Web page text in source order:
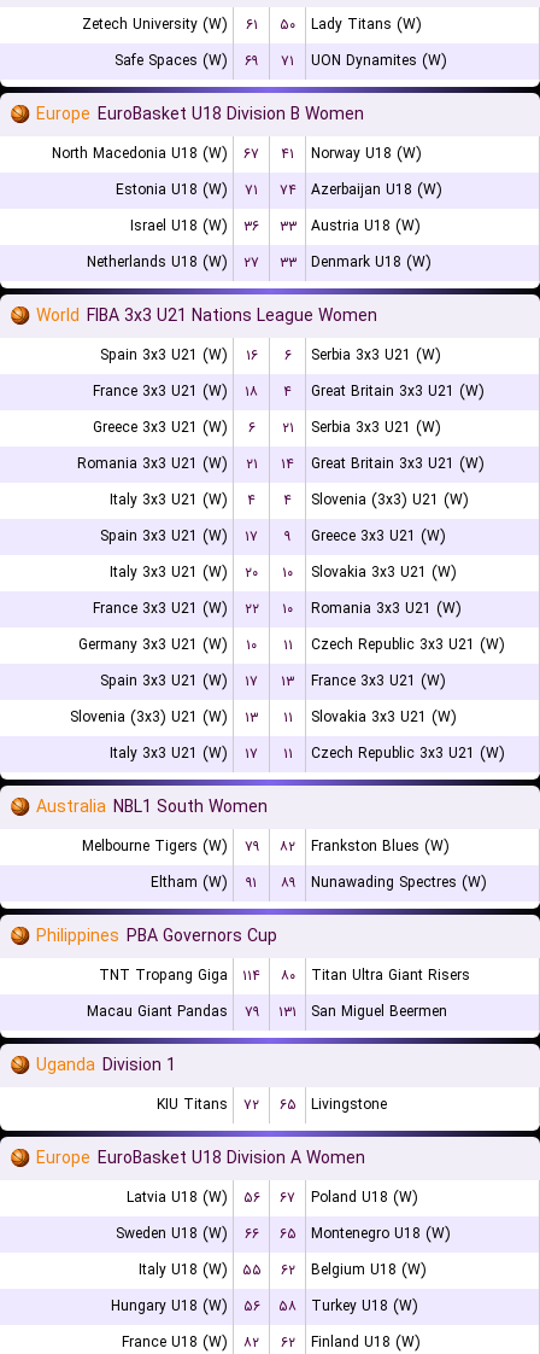
Zetech University (W) ۶۱ ۵۰
Lady Titans (W)
Safe Spaces (W)
۶۹ ۷۱ UON Dynamites (W)
Europe EuroBasket U18 Division B Women
North Macedonia U18 (W) ۶۷ ۴۱
Norway U18 (W)
Estonia U18 (W)
۷۱ ۷۴
Azerbaijan U18 (W)
Israel U18 (W)
۳۶ ۳۳
Austria U18 (W)
Netherlands U18 (W)
۲۷ ۳۳ Denmark U18 (W)
World FIBA 3x3 U21 Nations League Women
Spain 3x3 U21 (W) ۱۶ ۶
Serbia 3x3 U21 (W)
France 3x3 U21 (W)
۱۸ ۴
Great Britain 3x3 U21 (W)
Greece 3x3 U21 (W)
۶ ۲۱
Serbia 3x3 U21 (W)
Romania 3x3 U21 (W)
۲۱ ۱۴
Great Britain 3x3 U21 (W)
Italy 3x3 U21 (W)
۴ ۴
Slovenia (3x3) U21 (W)
Spain 3x3 U21 (W)
۱۷ ۹
Greece 3x3 U21 (W)
Italy 3x3 U21 (W)
۲۰ ۱۰
Slovakia 3x3 U21 (W)
France 3x3 U21 (W)
۲۲ ۱۰
Romania 3x3 U21 (W)
Germany 3x3 U21 (W)
۱۰ ۱۱
Czech Republic 3x3 U21 (W)
Spain 3x3 U21 (W)
۱۷ ۱۳
France 3x3 U21 (W)
Slovenia (3x3) U21 (W)
۱۳ ۱۱
Slovakia 3x3 U21 (W)
Italy 3x3 U21 (W)
۱۷ ۱۱ Czech Republic 3x3 U21 (W)
Australia NBL1 South Women
Melbourne Tigers (W) ۷۹ ۸۲
Frankston Blues (W)
Eltham (W)
۹۱ ۸۹ Nunawading Spectres (W)
Philippines PBA Governors Cup
TNT Tropang Giga ۱۱۴ ۸۰
Titan Ultra Giant Risers
Macau Giant Pandas
۷۹ ۱۳۱ San Miguel Beermen
Uganda Division 1
KIU Titans ۷۲ ۶۵ Livingstone
Europe EuroBasket U18 Division A Women
Latvia U18 (W) ۵۶ ۶۷
Poland U18 (W)
Sweden U18 (W)
۶۶ ۶۵
Montenegro U18 (W)
Italy U18 (W)
۵۵ ۶۲
Belgium U18 (W)
Hungary U18 (W)
۵۶ ۵۸
Turkey U18 (W)
France U18 (W)
۸۲ ۶۲ Finland U18 (W)